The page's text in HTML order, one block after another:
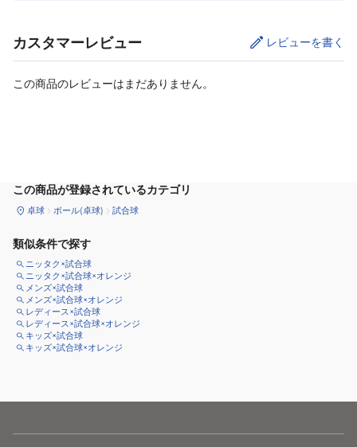
カスタマーレビュー レビューを書く
この商品のレビューはまだありません。
この商品が登録されているカテゴリ
卓球 ボール(卓球) 試合球
類似条件で探す
ニッタク×試合球
ニッタク×試合球×オレンジ
メンズ×試合球
メンズ×試合球×オレンジ
レディース×試合球
レディース×試合球×オレンジ
キッズ×試合球
キッズ×試合球×オレンジ